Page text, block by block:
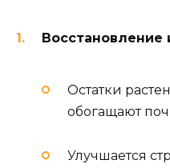
Остатки
обогащают
Улучшается